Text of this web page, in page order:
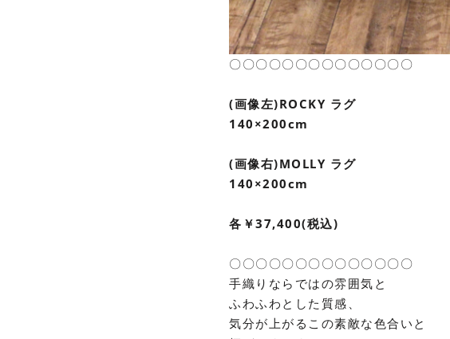
〇〇〇〇〇〇〇〇〇〇〇〇〇〇
(画像左)ROCKY ラグ
140×200cm
(画像右)MOLLY ラグ
140×200cm
各￥37,400(税込)
〇〇〇〇〇〇〇〇〇〇〇〇〇〇
手織りならではの雰囲気と
ふわふわとした質感、
気分が上がるこの素敵な色合いと